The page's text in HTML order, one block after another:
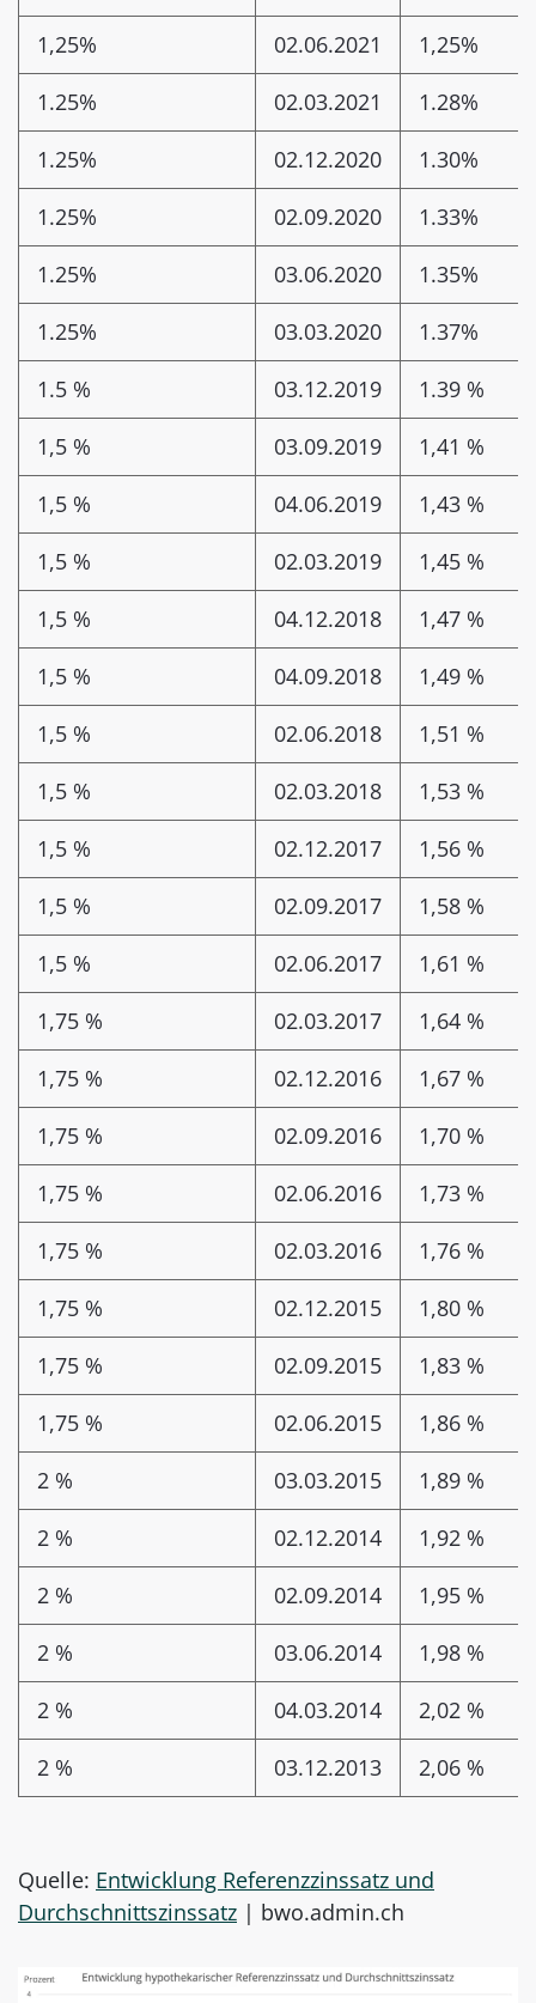
1,25%
02.06.2021
1,25%
1.25%
02.03.2021
1.28%
1.25%
02.12.2020
1.30%
1.25%
02.09.2020
1.33%
1.25%
03.06.2020
1.35%
1.25%
03.03.2020
1.37%
1.5 %
03.12.2019
1.39 %
1,5 %
03.09.2019
1,41 %
1,5 %
04.06.2019
1,43 %
1,5 %
02.03.2019
1,45 %
1,5 %
04.12.2018
1,47 %
1,5 %
04.09.2018
1,49 %
1,5 %
02.06.2018
1,51 %
1,5 %
02.03.2018
1,53 %
1,5 %
02.12.2017
1,56 %
1,5 %
02.09.2017
1,58 %
1,5 %
02.06.2017
1,61 %
1,75 %
02.03.2017
1,64 %
1,75 %
02.12.2016
1,67 %
1,75 %
02.09.2016
1,70 %
1,75 %
02.06.2016
1,73 %
1,75 %
02.03.2016
1,76 %
1,75 %
02.12.2015
1,80 %
1,75 %
02.09.2015
1,83 %
1,75 %
02.06.2015
1,86 %
2 %
03.03.2015
1,89 %
2 %
02.12.2014
1,92 %
2 %
02.09.2014
1,95 %
2 %
03.06.2014
1,98 %
2 %
04.03.2014
2,02 %
2 %
03.12.2013 2,06 %
Quelle: Entwicklung Referenzzinssatz und
Durchschnittszinssatz | bwo.admin.ch